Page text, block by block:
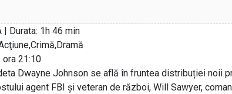
| Durata: 1h 46 min
21:10
Dwayne Johnson se află în fruntea distribuției noii
agent FBI și veteran de război, Will Sawyer,